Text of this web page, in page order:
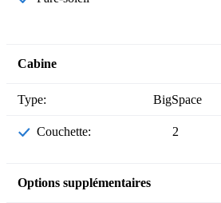
Cabine
Type: BigSpace
Couchette: 2
Options supplémentaires